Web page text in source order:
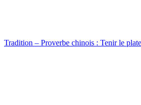
Tradition – Proverbe chinois : Tenir le